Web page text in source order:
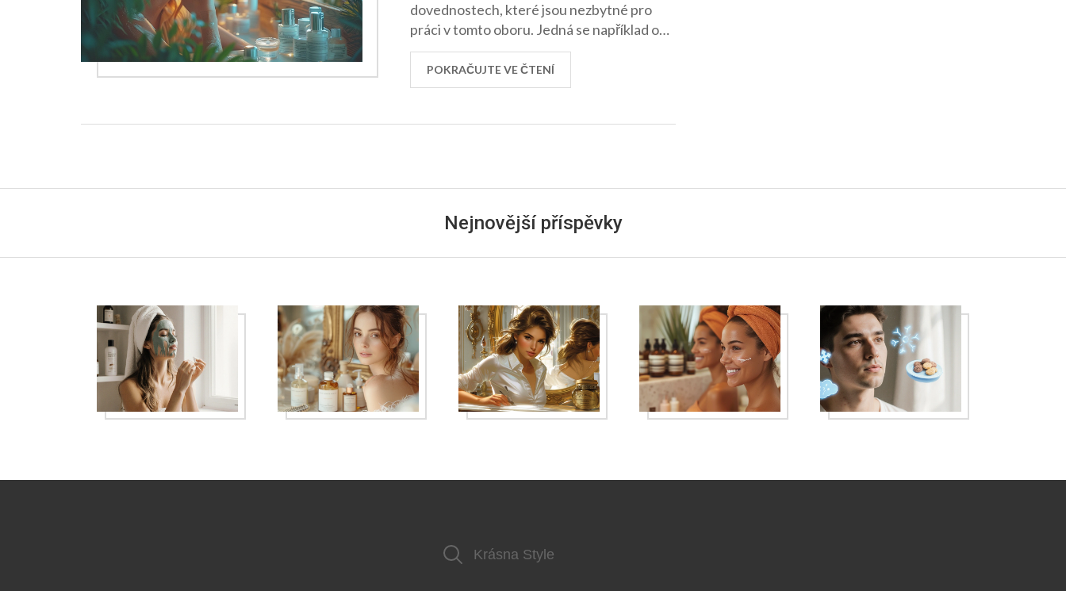
dovednostech, které jsou nezbytné pro
práci v tomto oboru. Jedná se například o
péči o pleť, ovládání různých kosmetických
procedur a další. Jsem velmi nadšená, že se
s vámi o tohle všechno podělím. Tak pojďme
POKRAČUJTE VE ČTENÍ
Nejnovější příspěvky